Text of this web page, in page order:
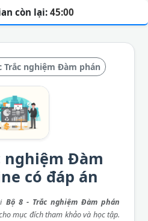
Trắc nghiệm Đàm phán
nghiệm Đàm
có đáp án
Bộ 8 - Trắc nghiệm Đàm phán
mục đích tham khảo và học tập.
còn lại: 45:00